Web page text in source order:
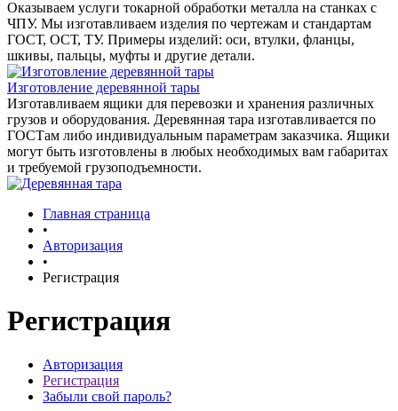
Оказываем услуги токарной обработки металла на станках с
ЧПУ. Мы изготавливаем изделия по чертежам и стандартам
ГОСТ, ОСТ, ТУ. Примеры изделий: оси, втулки, фланцы,
шкивы, пальцы, муфты и другие детали.
Изготовление деревянной тары
Изготавливаем ящики для перевозки и хранения различных
грузов и оборудования. Деревянная тара изготавливается по
ГОСТам либо индивидуальным параметрам заказчика. Ящики
могут быть изготовлены в любых необходимых вам габаритах
и требуемой грузоподъемности.
Главная страница
•
Авторизация
•
Регистрация
Регистрация
Авторизация
Регистрация
Забыли свой пароль?